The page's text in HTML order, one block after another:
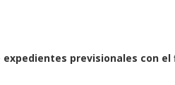
previsionales con